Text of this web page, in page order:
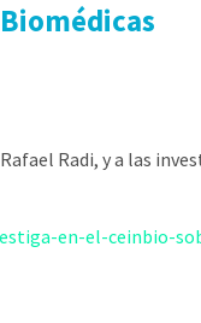
Radi, y a las
en-el-ceinbio-